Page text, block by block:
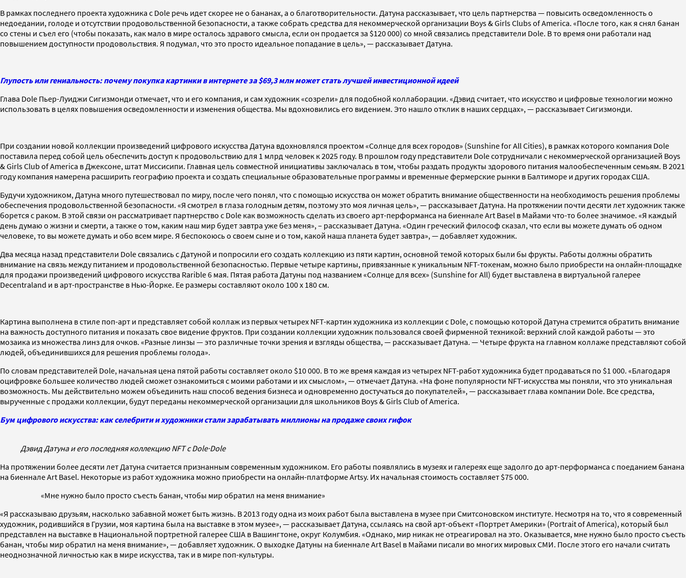
В рамках последнего проекта художника с Dole речь идет скорее не о бананах, а о благотворительности. Датуна рассказывает, что цель партнерства — повысить осведомленность о
недоедании, голоде и отсутствии продовольственной безопасности, а также собрать средства для некоммерческой организации Boys & Girls Clubs of America. «После того, как я снял банан
со стены и съел его (чтобы показать, как мало в мире осталось здравого смысла, если он продается за $120 000) со мной связались представители Dole. В то время они работали над
повышением доступности продовольствия. Я подумал, что это просто идеальное попадание в цель», — рассказывает Датуна.
Глупость или гениальность: почему покупка картинки в интернете за $69,3 млн может стать лучшей инвестиционной идеей
Глава Dole Пьер-Луиджи Сигизмонди отмечает, что и его компания, и сам художник «созрели» для подобной коллаборации. «Дэвид считает, что искусство и цифровые технологии можно
использовать в целях повышения осведомленности и изменения общества. Мы вдохновились его видением. Это нашло отклик в наших сердцах», — рассказывает Сигизмонди.
При создании новой коллекции произведений цифрового искусства Датуна вдохновлялся проектом «Солнце для всех городов» (Sunshine for All Cities), в рамках которого компания Dole
поставила перед собой цель обеспечить доступ к продовольствию для 1 млрд человек к 2025 году. В прошлом году представители Dole сотрудничали с некоммерческой организацией Boys
& Girls Club of America в Джексоне, штат Миссисипи. Главная цель совместной инициативы заключалась в том, чтобы раздать продукты здорового питания малообеспеченным семьям. В 2021
году компания намерена расширить географию проекта и создать специальные образовательные программы и временные фермерские рынки в Балтиморе и других городах США.
Будучи художником, Датуна много путешествовал по миру, после чего понял, что с помощью искусства он может обратить внимание общественности на необходимость решения проблемы
обеспечения продовольственной безопасности. «Я смотрел в глаза голодным детям, поэтому это моя личная цель», — рассказывает Датуна. На протяжении почти десяти лет художник также
борется с раком. В этой связи он рассматривает партнерство с Dole как возможность сделать из своего арт-перформанса на биеннале Art Basel в Майами что-то более значимое. «Я каждый
день думаю о жизни и смерти, а также о том, каким наш мир будет завтра уже без меня», – рассказывает Датуна. «Один греческий философ сказал, что если вы можете думать об одном
человеке, то вы можете думать и обо всем мире. Я беспокоюсь о своем сыне и о том, какой наша планета будет завтра», — добавляет художник.
Два месяца назад представители Dole связались с Датуной и попросили его создать коллекцию из пяти картин, основной темой которых были бы фрукты. Работы должны обратить
внимание на связь между питанием и продовольственной безопасностью. Первые четыре картины, привязанные к уникальным NFT-токенам, можно было приобрести на онлайн-площадке
для продажи произведений цифрового искусства Rarible 6 мая. Пятая работа Датуны под названием «Солнце для всех» (Sunshine for All) будет выставлена в виртуальной галерее
Decentraland и в арт-пространстве в Нью-Йорке. Ее размеры составляют около 100 х 180 см.
Картина выполнена в стиле поп-арт и представляет собой коллаж из первых четырех NFT-картин художника из коллекции с Dole, с помощью которой Датуна стремится обратить внимание
на важность доступного питания и показать свое видение фруктов. При создании коллекции художник пользовался своей фирменной техникой: верхний слой каждой работы — это
мозаика из множества линз для очков. «Разные линзы — это различные точки зрения и взгляды общества, — рассказывает Датуна. — Четыре фрукта на главном коллаже представляют собой
людей, объединившихся для решения проблемы голода».
По словам представителей Dole, начальная цена пятой работы составляет около $10 000. В то же время каждая из четырех NFT-работ художника будет продаваться по $1 000. «Благодаря
оцифровке большее количество людей сможет ознакомиться с моими работами и их смыслом», — отмечает Датуна. «На фоне популярности NFT-искусства мы поняли, что это уникальная
возможность. Мы действительно можем объединить наш способ ведения бизнеса и одновременно достучаться до покупателей», — рассказывает глава компании Dole. Все средства,
вырученные с продажи коллекции, будут переданы некоммерческой организации для школьников Boys & Girls Club of America.
Бум цифрового искусства: как селебрити и художники стали зарабатывать миллионы на продаже своих гифок
Дэвид Датуна и его последняя коллекцию NFT с Dole·Dole
На протяжении более десяти лет Датуна считается признанным современным художником. Его работы появлялись в музеях и галереях еще задолго до арт-перформанса с поеданием банана
на биеннале Art Basel. Некоторые из работ художника можно приобрести на онлайн-платформе Artsy. Их начальная стоимость составляет $75 000.
«Мне нужно было просто съесть банан, чтобы мир обратил на меня внимание»
«Я рассказываю друзьям, насколько забавной может быть жизнь. В 2013 году одна из моих работ была выставлена в музее при Смитсоновском институте. Несмотря на то, что я современный
художник, родившийся в Грузии, моя картина была на выставке в этом музее», — рассказывает Датуна, ссылаясь на свой арт-объект «Портрет Америки» (Portrait of America), который был
представлен на выставке в Национальной портретной галерее США в Вашингтоне, округ Колумбия. «Однако, мир никак не отреагировал на это. Оказывается, мне нужно было просто съесть
банан, чтобы мир обратил на меня внимание», — добавляет художник. О выходке Датуны на биеннале Art Basel в Майами писали во многих мировых СМИ. После этого его начали считать
неоднозначной личностью как в мире искусства, так и в мире поп-культуры.